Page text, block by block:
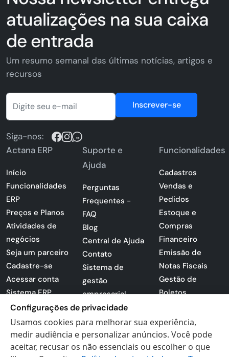
atualizações na sua caixa
de entrada
Um resumo semanal das últimas notícias, artigos e
recursos
Inscrever-se
Siga-nos:
Actana ERP
Início
Funcionalidades
ERP
Preços e Planos
Atividades de
negócios
Seja um parceiro
Cadastre-se
Acessar conta
Sistema ERP
Apresentação
PDF
Loja -
Certificados
Suporte e
Ajuda
Perguntas
Frequentes -
FAQ
Blog
Central de Ajuda
Contato
Sistema de
gestão
empresarial
Sistema para
lojas
Preferências de
cookies
Funcionalidades
Cadastros
Vendas e
Pedidos
Estoque e
Compras
Financeiro
Emissão de
Notas Fiscais
Gestão de
Boletos
Configurações de privacidade
Usamos cookies para melhorar sua experiência,
medir audiência e personalizar anúncios. Você pode
aceitar, recusar os não essenciais ou escolher o que